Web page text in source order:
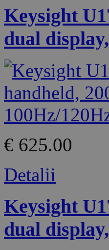
Keysight
dual
€ 625.00
Detalii
Keysight
dual